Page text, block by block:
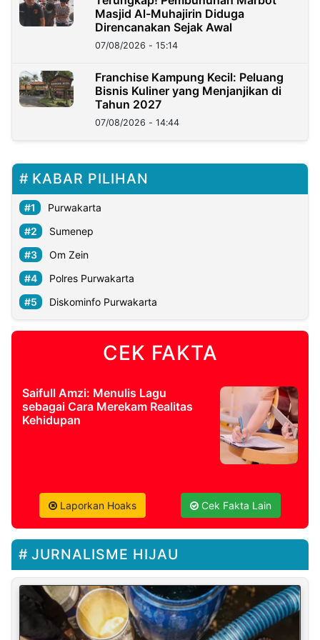
Masjid Al-Muhajirin Diduga
Direncanakan Sejak Awal
07/08/2026 - 15:14
Franchise Kampung Kecil: Peluang
Bisnis Kuliner yang Menjanjikan di
Tahun 2027
07/08/2026 - 14:44
KABAR PILIHAN
Purwakarta
Sumenep
Om Zein
Polres Purwakarta
Diskominfo Purwakarta
CEK FAKTA
Saifull Amzi: Menulis Lagu
sebagai Cara Merekam Realitas
Kehidupan
Laporkan Hoaks Cek Fakta Lain
JURNALISME HIJAU